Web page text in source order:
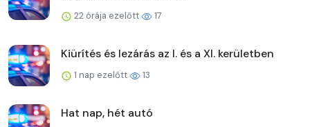
22 órája ezelőtt 17
Kiürítés és lezárás az I. és a XI. kerületben
1 nap ezelőtt 13
Hat nap, hét autó